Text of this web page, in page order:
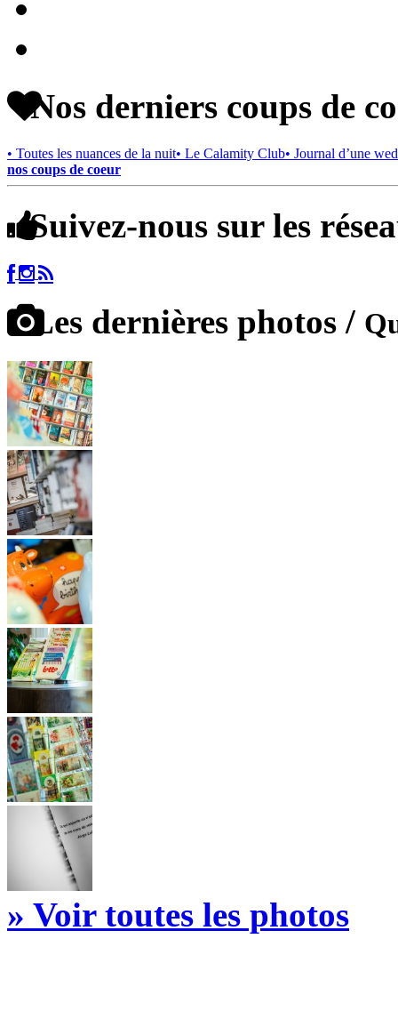
Nos derniers coups de
• Toutes les nuances de la nuit• Le Calamity Club• Journal d’une
nos coups de coeur
Suivez-nous sur les
Les dernières photos /
» Voir toutes les photos